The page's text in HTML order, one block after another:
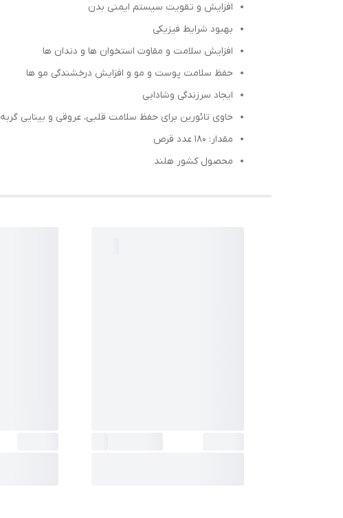
افزایش و تقویت سیستم ایمنی بدن
بهبود شرایط فیزیکی
افزایش سلامت و مقاوت استخوان ها و دندان ها
حفظ سلامت پوست و مو و افزایش درخشندگی مو ها
ایجاد سرزندگی وشادابی
حاوی تائورین برای حفظ سلامت قلبی، عروقی و بینایی گربه
مقدار: ۱۸۰ عدد قرص
محصول کشور هلند